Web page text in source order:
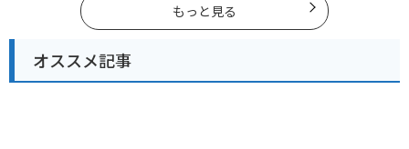
もっと見る
オススメ記事